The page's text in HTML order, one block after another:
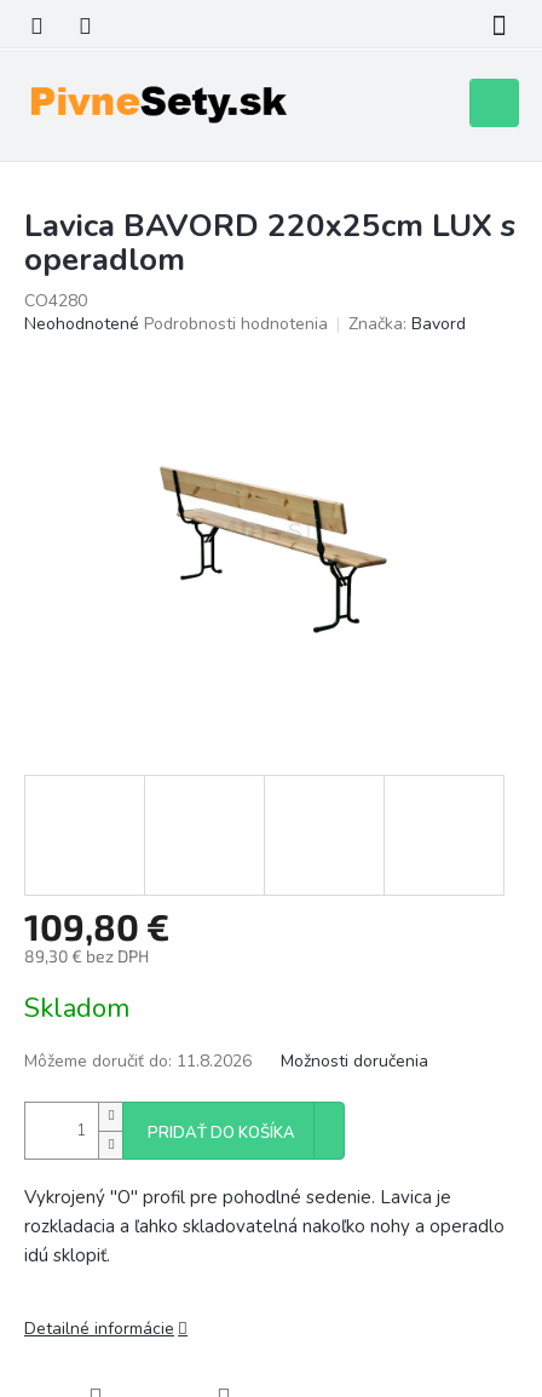
obsah
košík
Lavica BAVORD 220x25cm LUX s
operadlom
CO4280
Priemerné
Neohodnotené Podrobnosti hodnotenia Značka: Bavord
109,80 €
89,30 € bez DPH
cena:
Skladom
Môžeme doručiť do: 11.8.2026 Možnosti doručenia
PRIDAŤ DO KOŠÍKA
Vykrojený "O" profil pre pohodlné sedenie. Lavica je
rozkladacia a ľahko skladovatelná nakoľko nohy a operadlo
idú sklopiť.
Detailné informácie